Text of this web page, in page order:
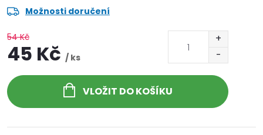
Možnosti doručení
54 Kč
45 Kč / ks
VLOŽIT DO KOŠÍKU